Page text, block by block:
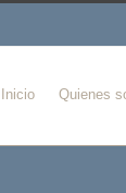
Inicio Quienes